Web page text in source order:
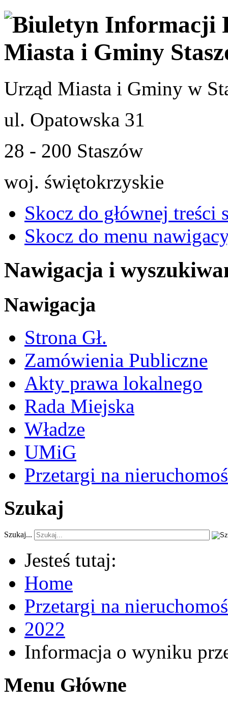
Urząd Miasta i Gminy w
ul. Opatowska 31
28 - 200 Staszów
woj. świętokrzyskie
Skocz do głównej treści
Skocz do menu
Nawigacja i
Nawigacja
Strona Gł.
Zamówienia Publiczne
Akty prawa lokalnego
Rada Miejska
Władze
UMiG
Przetargi na
Szukaj
Szukaj...
Jesteś tutaj:
Home
Przetargi na
2022
Informacja o wyniku
Menu Główne